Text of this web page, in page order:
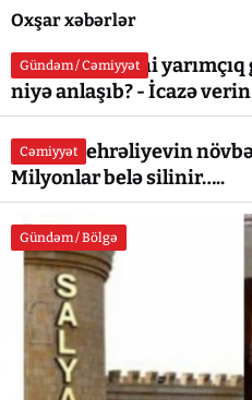
Oxşar xəbərlər
Gündəm / Cəmiyyət
Abit Əliyev işini
niyə anlaşıb? - İcazə
Cəmiyyət
Rafail Mehrəliyevin
Milyonlar belə silinir…..
Gündəm / Bölgə